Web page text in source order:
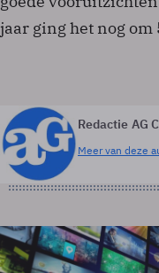
jaar ging het nog om
Redactie AG
Meer van deze